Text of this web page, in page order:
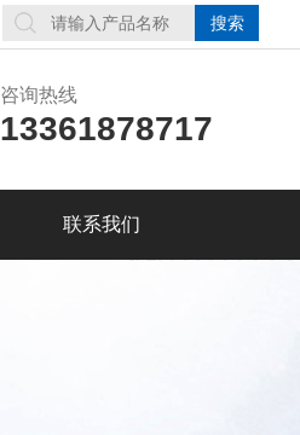
咨询热线
13361878717
联系我们